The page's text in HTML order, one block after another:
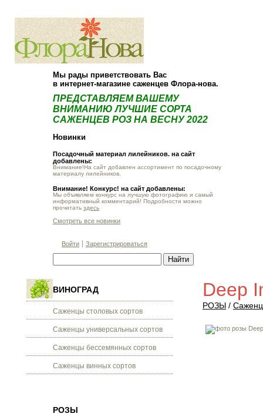
Мы рады приветствовать Вас
в интернет-магазине саженцев Флора-нова.
ПРЕДСТАВЛЯЕМ ВАШЕМУ
ВНИМАНИЮ ЛУЧШИЕ СОРТА
САЖЕНЦЕВ РОЗ НА ВЕСНУ 2022
Новинки
Посадочный материал лилейников. на сайт
добавлены:
Внимание!На сайт добавлен ассортимент по посадочному
материалу лилейников.
Внимание! Конкурс! на сайт добавлены:
Мы объявляем конкурс на лучшую фотографию и самый
информативный комментарий! Подробности можно
прочитать здесь
Смотреть все новинки
Войти Зарегистрироваться
ВИНОГРАД
Саженцы столовых сортов
Саженцы универсальных сортов
Саженцы бессемянных сортов
Саженцы винных сортов
РОЗЫ
Deep
РОЗЫ /